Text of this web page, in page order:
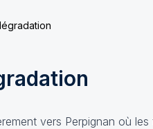
vers Perpignan où